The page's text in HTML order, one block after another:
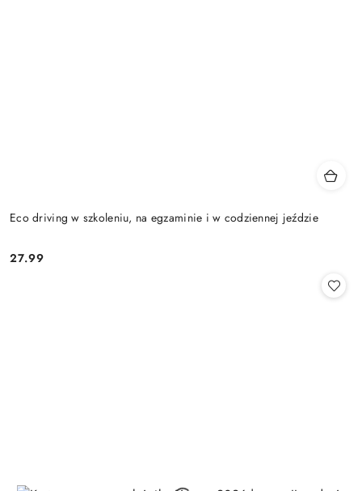
Eco driving w szkoleniu, na egzaminie i w codziennej jeździe
Cena:
27.99